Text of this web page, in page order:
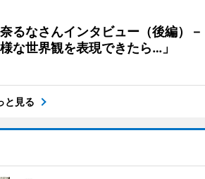
るなさんインタビュー（後編）－
な世界観を表現できたら…」
と見る